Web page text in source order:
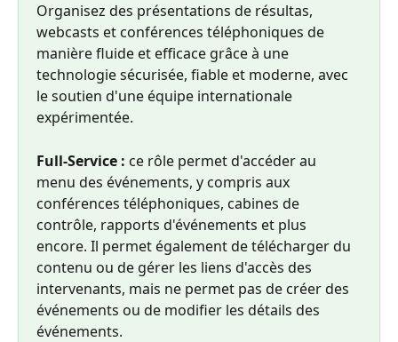
Organisez des présentations de résultas,
webcasts et conférences téléphoniques de
manière fluide et efficace grâce à une
technologie sécurisée, fiable et moderne, avec
le soutien d'une équipe internationale
expérimentée.
Full-Service : ce rôle permet d'accéder au
menu des événements, y compris aux
conférences téléphoniques, cabines de
contrôle, rapports d'événements et plus
encore. Il permet également de télécharger du
contenu ou de gérer les liens d'accès des
intervenants, mais ne permet pas de créer des
événements ou de modifier les détails des
événements.